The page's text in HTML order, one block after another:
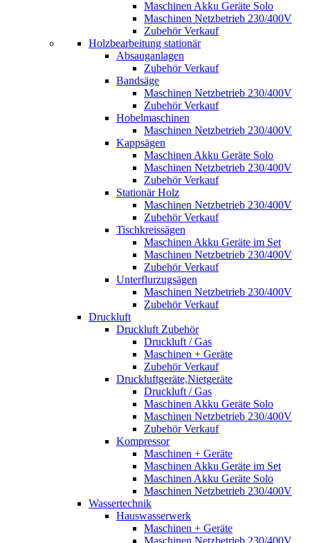
Maschinen Akku Geräte Solo
Maschinen Netzbetrieb 230/400V
Zubehör Verkauf
Holzbearbeitung stationär
Absauganlagen
Zubehör Verkauf
Bandsäge
Maschinen Netzbetrieb 230/400V
Zubehör Verkauf
Hobelmaschinen
Maschinen Netzbetrieb 230/400V
Kappsägen
Maschinen Akku Geräte Solo
Maschinen Netzbetrieb 230/400V
Zubehör Verkauf
Stationär Holz
Maschinen Netzbetrieb 230/400V
Zubehör Verkauf
Tischkreissägen
Maschinen Akku Geräte im Set
Maschinen Netzbetrieb 230/400V
Zubehör Verkauf
Unterflurzugsägen
Maschinen Netzbetrieb 230/400V
Zubehör Verkauf
Druckluft
Druckluft Zubehör
Druckluft / Gas
Maschinen + Geräte
Zubehör Verkauf
Druckluftgeräte,Nietgeräte
Druckluft / Gas
Maschinen Akku Geräte Solo
Maschinen Netzbetrieb 230/400V
Zubehör Verkauf
Kompressor
Maschinen + Geräte
Maschinen Akku Geräte im Set
Maschinen Akku Geräte Solo
Maschinen Netzbetrieb 230/400V
Wassertechnik
Hauswasserwerk
Maschinen + Geräte
Maschinen Netzbetrieb 230/400V